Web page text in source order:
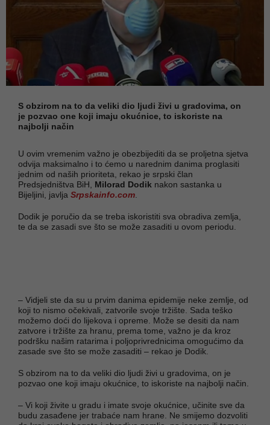
S obzirom na to da veliki dio ljudi živi u gradovima, on
je pozvao one koji imaju okućnice, to iskoriste na
najbolji način
U ovim vremenim važno je obezbijediti da se proljetna sjetva
odvija maksimalno i to ćemo u narednim danima proglasiti
jednim od naših prioriteta, rekao je srpski član
Predsjedništva BiH, Milorad Dodik nakon sastanka u
Bijeljini, javlja Srpskainfo.com
Dodik je poručio da se treba iskoristiti sva obradiva zemlja,
te da se zasadi sve što se može zasaditi u ovom periodu.
– Vidjeli ste da su u prvim danima epidemije neke zemlje, od
koji to nismo očekivali, zatvorile svoje tržište. Sada teško
možemo doći do lijekova i opreme. Može se desiti da nam
zatvore i tržište za hranu, prema tome, važno je da kroz
podršku našim ratarima i poljoprivrednicima omogućimo da
zasade sve što se može zasaditi – rekao je Dodik.
S obzirom na to da veliki dio ljudi živi u gradovima, on je
pozvao one koji imaju okućnice, to iskoriste na najbolji način.
– Vi koji živite u gradu i imate svoje okućnice, učinite sve da
budu zasađene jer trabaće nam hrane. Ne smijemo dozvoliti